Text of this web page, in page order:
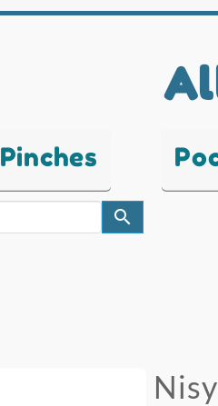
Pinches
search